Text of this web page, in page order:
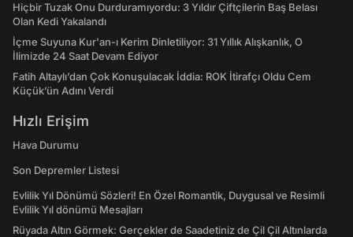
Hiçbir Tuzak Onu Durduramıyordu: 3 Yıldır Çiftçilerin Baş Belası
Olan Kedi Yakalandı
İçme Suyuna Kur'an-ı Kerim Dinletiliyor: 31 Yıllık Alışkanlık, O
İlimizde 24 Saat Devam Ediyor
Fatih Altaylı’dan Çok Konuşulacak İddia: ROK İtirafçı Oldu Cem
Küçük’ün Adını Verdi
Hızlı Erişim
Hava Durumu
Son Depremler Listesi
Evlilik Yıl Dönümü Sözleri! En Özel Romantik, Duygusal ve Resimli
Evlilik Yıl dönümü Mesajları
Rüyada Altın Görmek: Gerçekler de Saadetiniz de Çil Çil Altınlarda